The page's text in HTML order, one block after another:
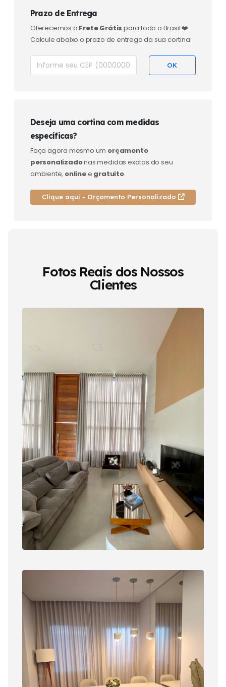
Prazo de Entrega
Oferecemos o Frete Grátis para todo o Brasil ❤️
Calcule abaixo o prazo de entrega da sua cortina:
Deseja uma cortina com medidas
específicas?
Faça agora mesmo um orçamento
personalizadonas medidas exatas do seu
ambiente, onlinee gratuito.
Clique aqui - Orçamento Personalizado
Fotos Reais dos Nossos
Clientes